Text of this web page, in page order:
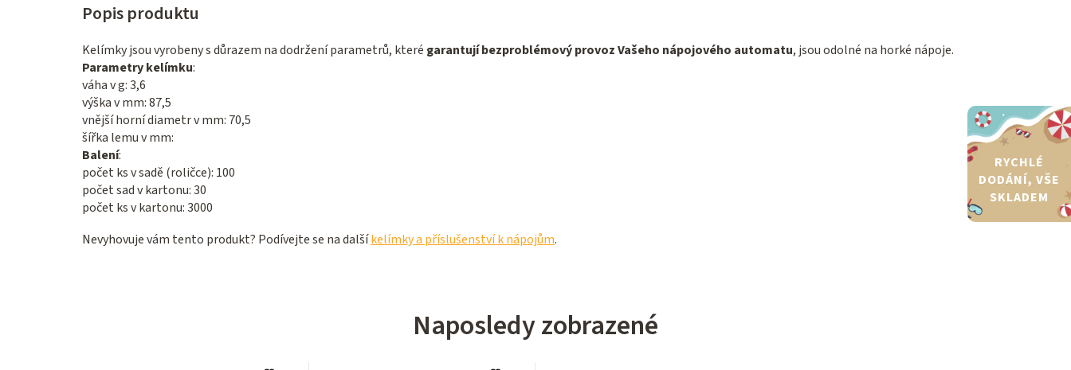
Kelímky jsou vyrobeny s důrazem na dodržení parametrů, které garantují bezproblémový provoz Vašeho nápojového automatu, jsou odolné na horké nápoje.
Parametry kelímku:
váha v g: 3,6
výška v mm: 87,5
vnější horní diametr v mm: 70,5
šířka lemu v mm:
Balení:
počet ks v sadě (roličce): 100
počet sad v kartonu: 30
počet ks v kartonu: 3000
Nevyhovuje vám tento produkt? Podívejte se na dalšíkelímky a příslušenství k nápojům.
Naposledy zobrazené
RYCHLÉ
DODÁNÍ, VŠE
SKLADEM